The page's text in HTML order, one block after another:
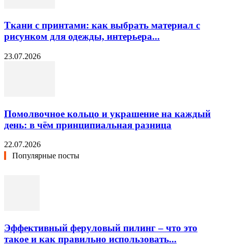
Ткани с принтами: как выбрать материал с
рисунком для одежды, интерьера...
23.07.2026
Помолвочное кольцо и украшение на каждый
день: в чём принципиальная разница
22.07.2026
Популярные посты
Эффективный феруловый пилинг – что это
такое и как правильно использовать...